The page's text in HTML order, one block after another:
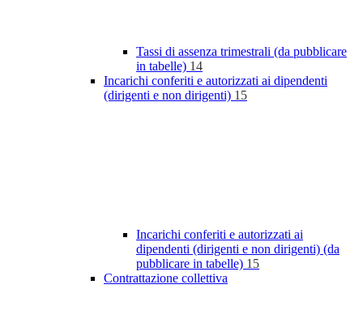
Tassi di assenza trimestrali (da pubblicare
in tabelle) 14
Incarichi conferiti e autorizzati ai dipendenti
(dirigenti e non dirigenti) 15
Incarichi conferiti e autorizzati ai
dipendenti (dirigenti e non dirigenti) (da
pubblicare in tabelle) 15
Contrattazione collettiva